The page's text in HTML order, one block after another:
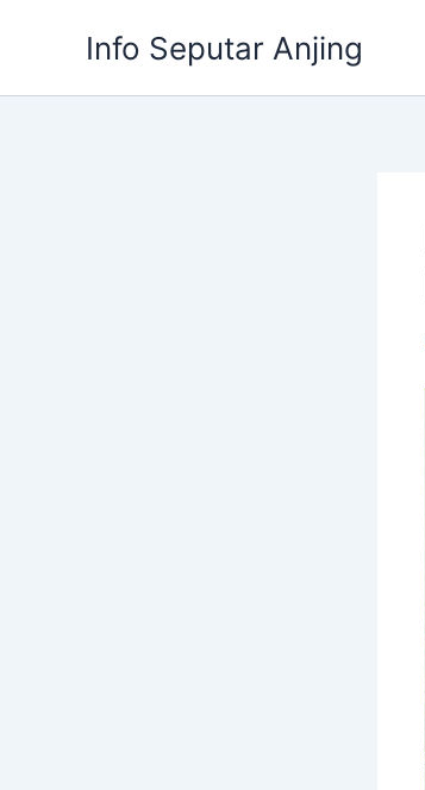
Info Seputar Anjing